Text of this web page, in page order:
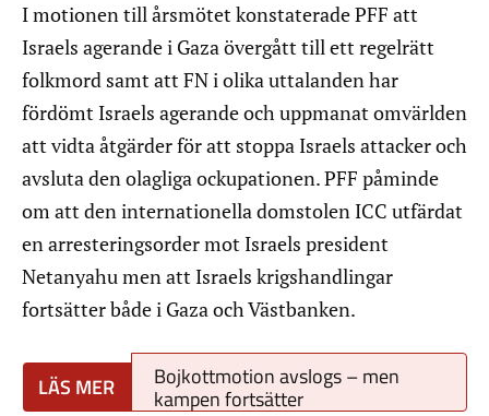
I motionen till årsmötet konstaterade PFF att
Israels agerande i Gaza övergått till ett regelrätt
folkmord samt att FN i olika uttalanden har
fördömt Israels agerande och uppmanat omvärlden
att vidta åtgärder för att stoppa Israels attacker och
avsluta den olagliga ockupationen. PFF påminde
om att den internationella domstolen ICC utfärdat
en arresteringsorder mot Israels president
Netanyahu men att Israels krigshandlingar
fortsätter både i Gaza och Västbanken.
Bojkottmotion avslogs – men
kampen fortsätter